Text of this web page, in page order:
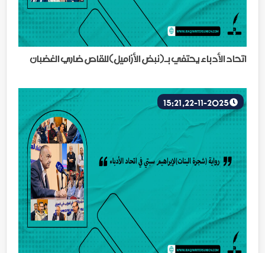
اتحاد الأدباء يحتفي بـ(نبض الأزاميل)للقاص ضاري الغضبان